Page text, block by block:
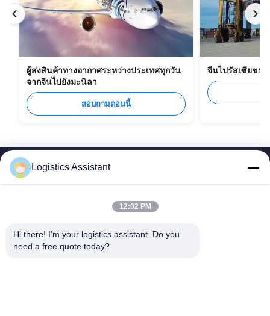
ผู้ส่งสินค้าทางอากาศระหว่างประเทศทุกวัน
จากจีนไปยังมะนิลา
สอบถามตอนนี้
จีนไปรัสเซียขนส่
Logistics Assistant
12:02 PM
Hi there! I'm your logistics assistant. Do you
need a free quote today?